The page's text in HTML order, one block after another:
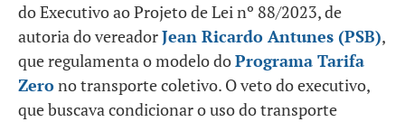
do Executivo ao Projeto de Lei nº 88/2023, de
autoria do vereadorJean Ricardo Antunes (PSB),
que regulamenta o modelo doPrograma Tarifa
Zerono transporte coletivo. O veto do executivo,
que buscava condicionar o uso do transporte